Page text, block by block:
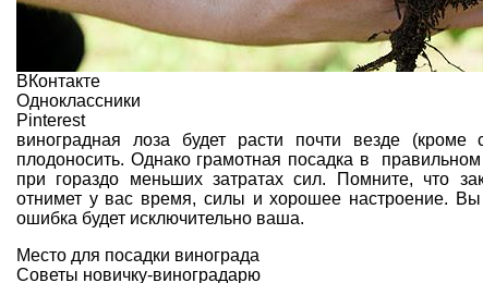
ВКонтакте
Одноклассники
Pinterest
виноградная лоза будет расти почти везде
плодоносить. Однако грамотная посадка в
при гораздо меньших затратах сил. Помните, что
отнимет у вас время, силы и хорошее настроение. Вы
ошибка будет исключительно ваша.
Место для посадки винограда
Советы новичку-виноградарю